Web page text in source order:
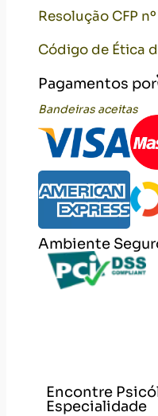
Resolução CFP nº
Código de Ética
Pagamentos por
Bandeiras aceitas
Ambiente
Encontre
Especialidade